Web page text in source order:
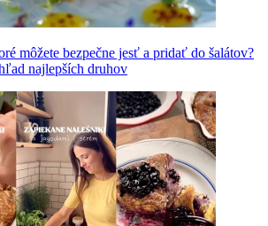
môžete bezpečne jesť a pridať do šalátov?
najlepších druhov